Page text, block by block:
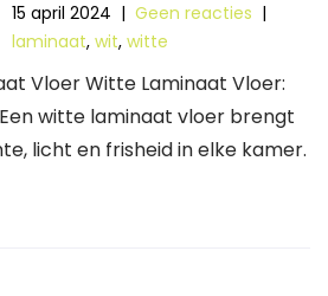
15 april 2024 |Geen reacties |
laminaat,wit,witte
Vloer Witte Laminaat Vloer:
witte laminaat vloer brengt
licht en frisheid in elke kamer.